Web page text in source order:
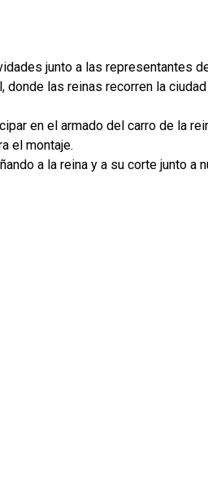
junto a las representantes
donde las reinas recorren la
en el armado del carro de la
el montaje.
a la reina y a su corte junto a